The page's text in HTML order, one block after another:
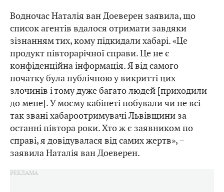
Водночас Наталія ван Доеверен заявила, що
список агентів вдалося отримати завдяки
зізнанням тих, кому підкидали хабарі. «Це
продукт півторарічної справи. Це не є
конфіденційна інформація. Я від самого
початку була публічною у викритті цих
злочинів і тому дуже багато людей [приходили
до мене]. У моєму кабінеті побували чи не всі
так звані хабароотримувачі Львівщини за
останні півтора роки. Хто ж є заявником по
справі, я довідувалася від самих жертв», –
заявила Наталія ван Доеверен.